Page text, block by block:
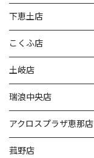
下恵土店
こくふ店
土岐店
瑞浪中央店
アクロスプラザ恵那店
菰野店